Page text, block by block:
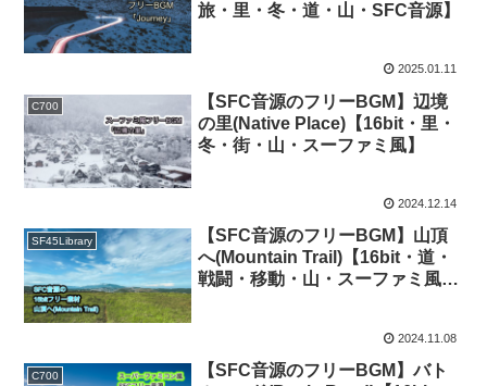
旅・里・冬・道・山・SFC音源】
2025.01.11
C700
【SFC音源のフリーBGM】辺境
の里(Native Place)【16bit・里・
冬・街・山・スーファミ風】
2024.12.14
SF45Library
【SFC音源のフリーBGM】山頂
へ(Mountain Trail)【16bit・道・
戦闘・移動・山・スーファミ風・
2024.11.08
C700
【SFC音源のフリーBGM】バト